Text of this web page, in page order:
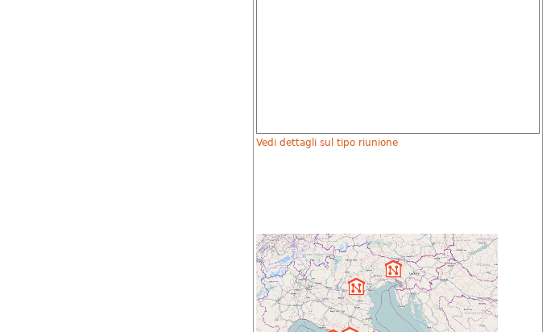
Vedi dettagli sul tipo riunione